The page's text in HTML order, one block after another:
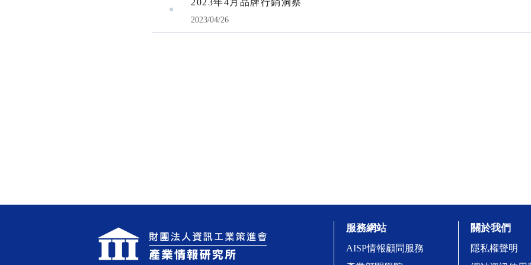
2023年4月品牌行銷洞察
2023/04/26
服務網站
AISP情報顧問服務
關於我們
隱私權聲明